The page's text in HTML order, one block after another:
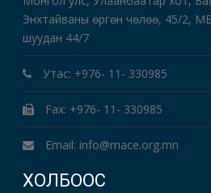
Энхтайваны өргөн чөлөө, 45/2,
шуудан 44/7
Утас: +976- 11- 330985
Fax: +976- 11- 330985
Email: info@mace.org.mn
ХОЛБООС